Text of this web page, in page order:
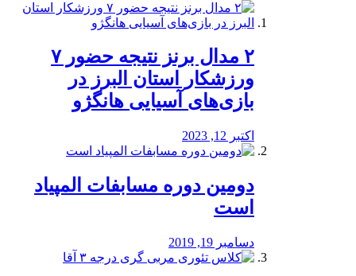
۲ مدال برنز نتیجه حضور ۷
ورزشکار استان البرز در
بازی‌های آسیایی هانگژو
اکتبر 12, 2023
دومین دوره مسابفات المپیاد
است
دسامبر 19, 2019